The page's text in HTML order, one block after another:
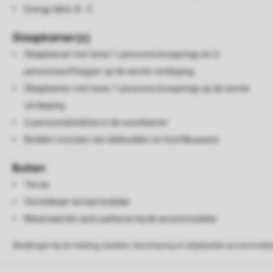
Energy label: A - E
Slaapkamer(s)
Slaapkamer met twee 1-persoons boxsprings en 2-
persoonssofttopper op de eerste verdieping
Slaapkamer met twee 1-persoons boxsprings op de eerste
verdieping
2-persoonsbedstee in de woonkamer
Bedden voorzien van dekbedden en hoofdkussens
Buiten
Terras
Verstelbaar terrasmeubilair
Maximaal één auto parkeren bij de accommodatie